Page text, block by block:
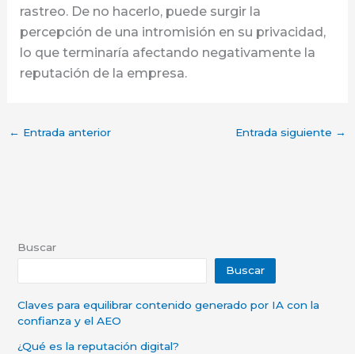
rastreo. De no hacerlo, puede surgir la
percepción de una intromisión en su privacidad,
lo que terminaría afectando negativamente la
reputación de la empresa.
← Entrada anterior Entrada siguiente →
Buscar
Buscar
Claves para equilibrar contenido generado por IA con la
confianza y el AEO
¿Qué es la reputación digital?